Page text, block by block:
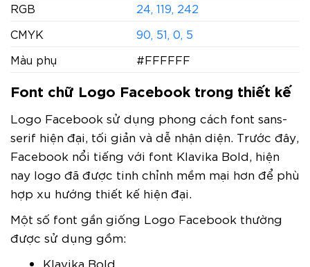
RGB
24, 119, 242
CMYK
90, 51, 0, 5
Màu phụ
#FFFFFF
Font chữ Logo Facebook trong thiết kế
Logo Facebook sử dụng phong cách font sans-
serif hiện đại, tối giản và dễ nhận diện. Trước đây,
Facebook nổi tiếng với font Klavika Bold, hiện
nay logo đã được tinh chỉnh mềm mại hơn để phù
hợp xu hướng thiết kế hiện đại.
Một số font gần giống Logo Facebook thường
được sử dụng gồm:
Klavika Bold